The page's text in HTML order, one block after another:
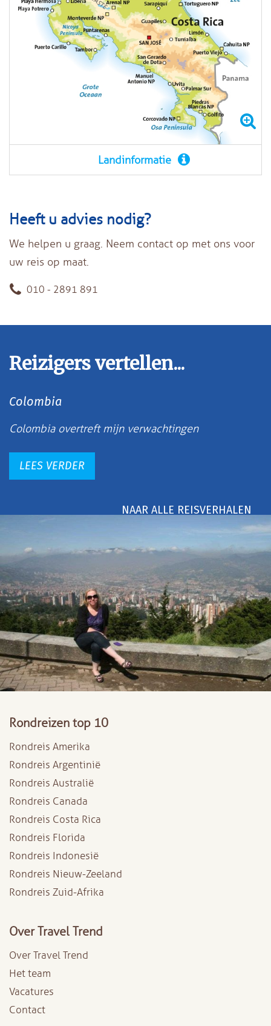
Landinformatie
Heeft u advies nodig?
We helpen u graag. Neem contact op met ons voor
uw reis op maat.
010 - 2891 891
Reizigers vertellen...
Colombia
Colombia overtreft mijn verwachtingen
LEES VERDER
NAAR ALLE REISVERHALEN
Rondreizen top 10
Rondreis Amerika
Rondreis Argentinië
Rondreis Australië
Rondreis Canada
Rondreis Costa Rica
Rondreis Florida
Rondreis Indonesië
Rondreis Nieuw-Zeeland
Rondreis Zuid-Afrika
Over Travel Trend
Over Travel Trend
Het team
Vacatures
Contact